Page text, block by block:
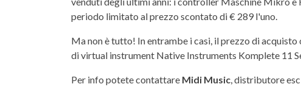
periodo limitato al prezzo scontato di € 289 l'uno.
Ma non è tutto! In entrambe i casi, il prezzo di
di virtual instrument Native Instruments Komplete 11
Per info potete contattare Midi Music, distributore